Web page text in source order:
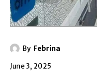
By Febrina
June 3, 2025